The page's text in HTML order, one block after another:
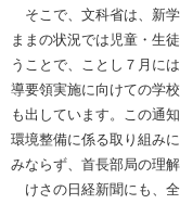
そこで、文科省は、新
ままの状況では児童・生
うことで、ことし７月に
導要領実施に向けての学
も出しています。この通
環境整備に係る取り組み
みならず、首長部局の理
けさの日経新聞にも、